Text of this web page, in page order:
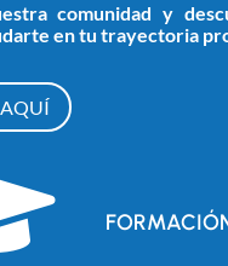
comunidad y
en tu trayectoria